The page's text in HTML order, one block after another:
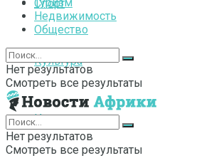
Спорт
Культура
Интернет
Недвижимость
Общество
Нет результатов
Смотреть все результаты
Нет результатов
Смотреть все результаты